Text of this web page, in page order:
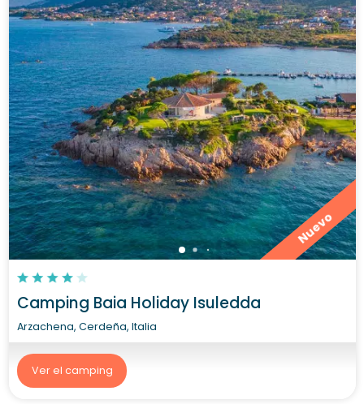
Nuevo
Camping Baia Holiday Isuledda
Arzachena, Cerdeña, Italia
Ver el camping